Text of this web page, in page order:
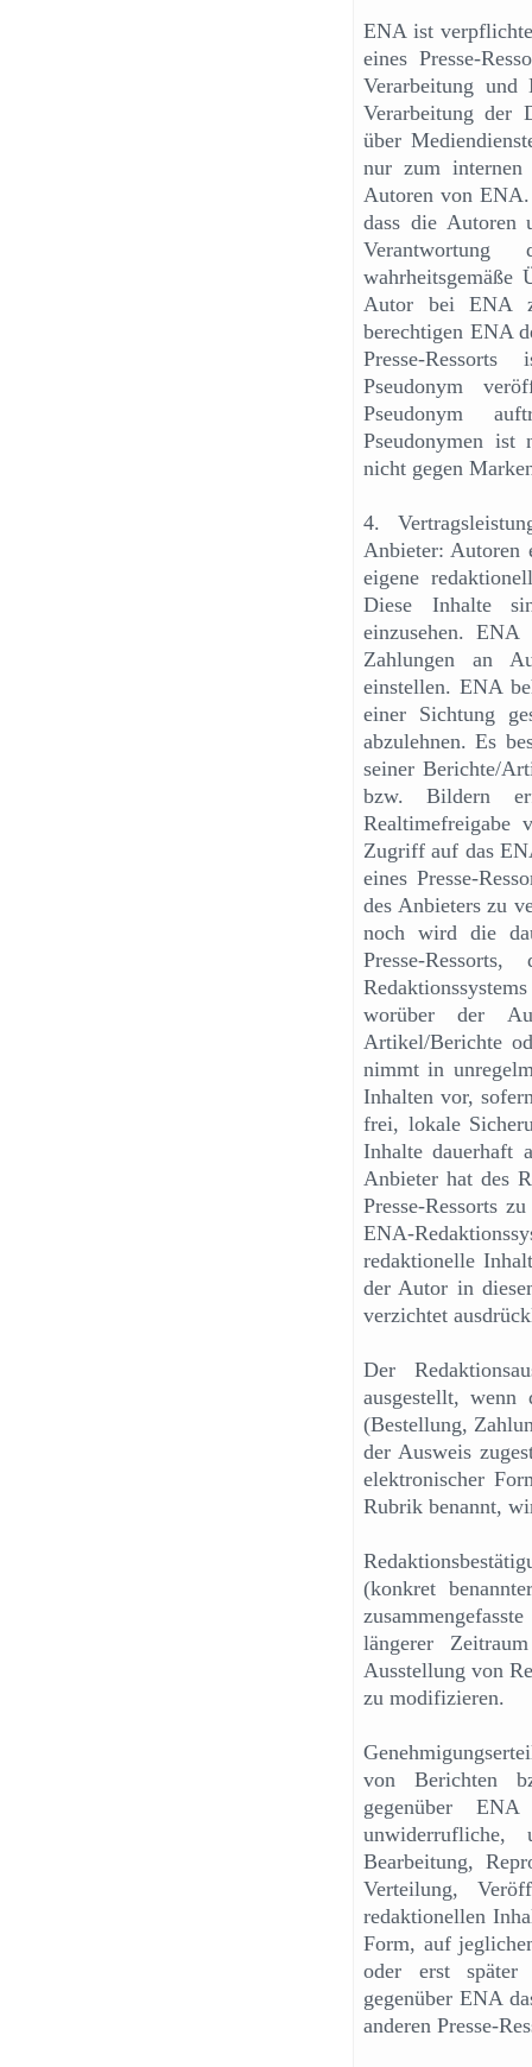
ENA ist
eines Presse-
Verarbeitung und
Verarbeitung der
über
nur zum internen
Autoren von
dass die Autoren
wahrheitsgemäße
Autor bei ENA
berechtigen ENA
Presse-
Pseudonym
Pseudonym
Pseudonymen ist
nicht gegen
4.
Anbieter: Autoren
eigene
Diese Inhalte
einzusehen. ENA
Zahlungen an
einstellen. ENA
einer Sichtung
abzulehnen. Es
seiner Berichte/
bzw. Bildern
Zugriff auf das
eines Presse-
des Anbieters zu
noch wird die
Presse-
worüber der
Artikel/Berichte
nimmt in
Inhalten vor,
frei, lokale
Inhalte dauerhaft
Anbieter hat des
Presse-Ressorts
ENA-
redaktionelle
der Autor in
verzichtet
Der
ausgestellt, wenn
(Bestellung,
der Ausweis
elektronischer
Rubrik benannt,
(konkret
längerer
Ausstellung von
zu modifizieren.
von Berichten
gegenüber ENA
unwiderrufliche,
Bearbeitung,
Verteilung,
redaktionellen
Form, auf
oder erst
gegenüber ENA
anderen Presse-